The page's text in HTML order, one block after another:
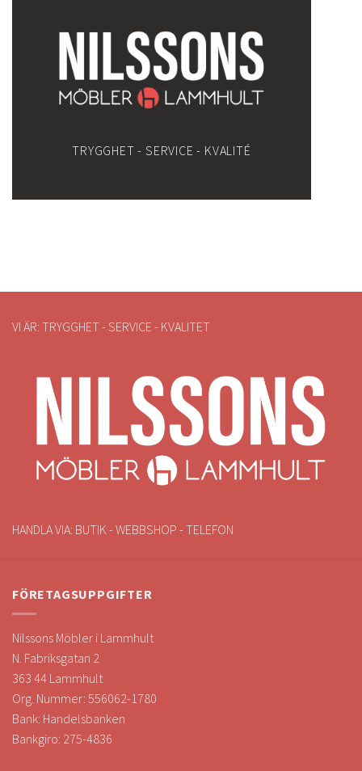
TRYGGHET - SERVICE - KVALITÉ
VI ÄR: TRYGGHET - SERVICE - KVALITET
HANDLA VIA: BUTIK - WEBBSHOP - TELEFON
FÖRETAGSUPPGIFTER
Nilssons Möbler i Lammhult
N. Fabriksgatan 2
363 44 Lammhult
Org. Nummer: 556062-1780
Bank: Handelsbanken
Bankgiro: 275-4836